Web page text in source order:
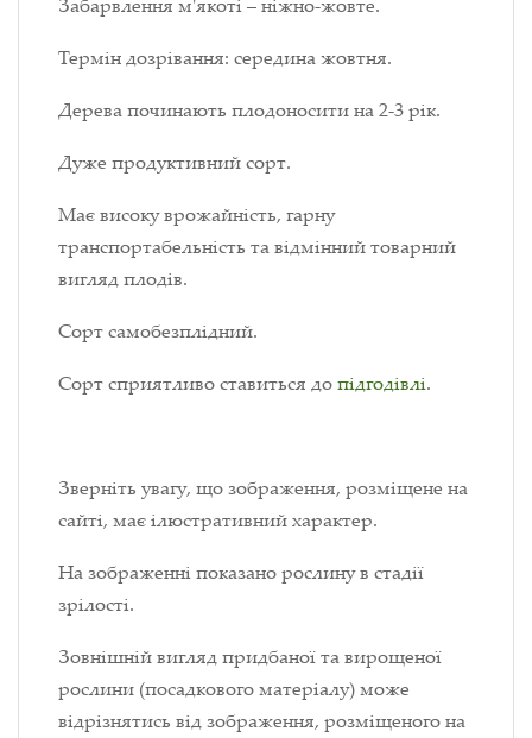
Забарвлення м'якоті – ніжно-жовте.
Термін дозрівання: середина жовтня.
Дерева починають плодоносити на 2-3 рік.
Дуже продуктивний сорт.
Має високу врожайність, гарну
транспортабельність та відмінний товарний
вигляд плодів.
Сорт самобезплідний.
Сорт сприятливо ставиться допідгодівлі.
Зверніть увагу, що зображення, розміщене на
сайті, має ілюстративний характер.
На зображенні показано рослину в стадії
зрілості.
Зовнішній вигляд придбаної та вирощеної
рослини (посадкового матеріалу) може
відрізнятись від зображення, розміщеного на